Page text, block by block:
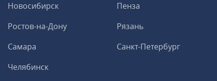
Новосибирск
Пенза
Ростов-на-Дону
Рязань
Самара
Санкт-Петербург
Челябинск